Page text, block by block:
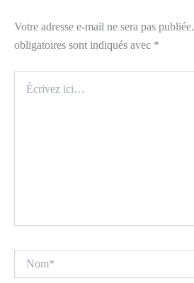
Votre adresse e-mail ne sera pas publiée.
obligatoires sont indiqués avec *
ici…